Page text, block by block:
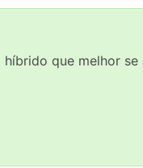
que melhor se